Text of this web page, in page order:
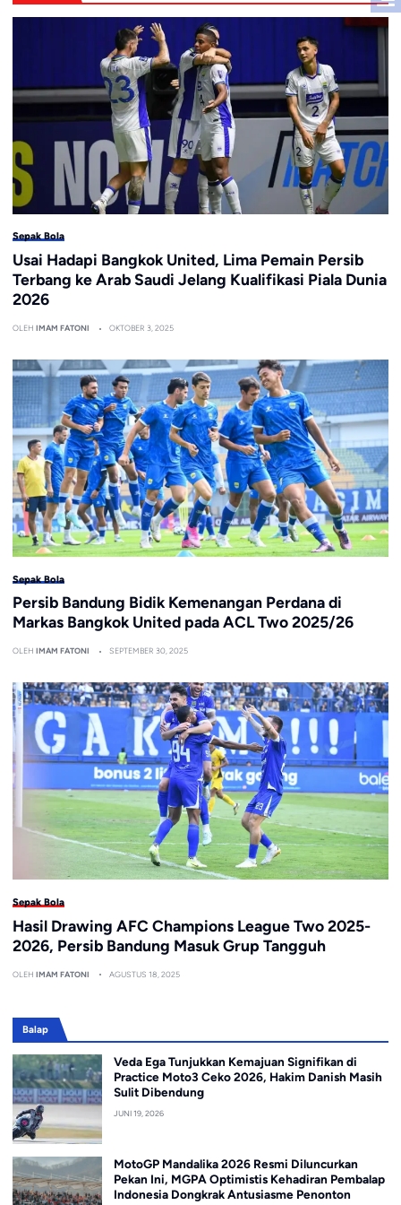
Sepak Bola
Usai Hadapi Bangkok United, Lima Pemain Persib
Terbang ke Arab Saudi Jelang Kualifikasi Piala Dunia
2026
OLEH IMAM FATONI OKTOBER 3, 2025
Sepak Bola
Persib Bandung Bidik Kemenangan Perdana di
Markas Bangkok United pada ACL Two 2025/26
OLEH IMAM FATONI SEPTEMBER 30, 2025
Sepak Bola
Hasil Drawing AFC Champions League Two 2025-
2026, Persib Bandung Masuk Grup Tangguh
OLEH IMAM FATONI AGUSTUS 18, 2025
Balap
Veda Ega Tunjukkan Kemajuan Signifikan di
Practice Moto3 Ceko 2026, Hakim Danish Masih
Sulit Dibendung
JUNI 19, 2026
MotoGP Mandalika 2026 Resmi Diluncurkan
Pekan Ini, MGPA Optimistis Kehadiran Pembalap
Indonesia Dongkrak Antusiasme Penonton